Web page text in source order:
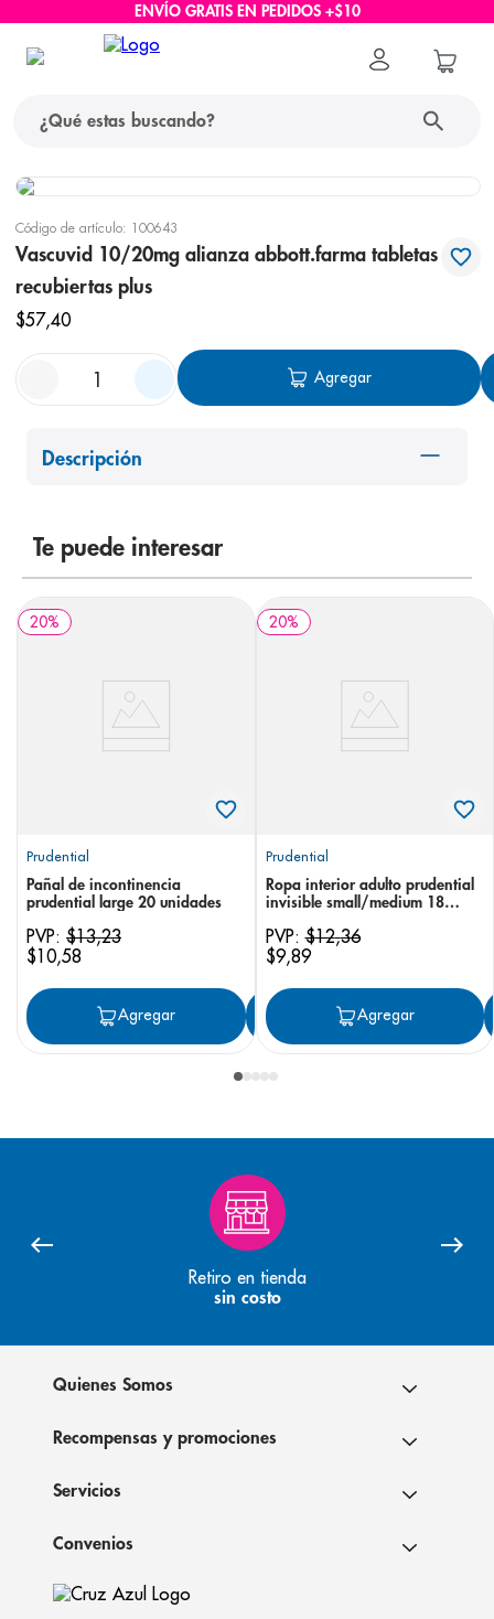
ENVÍO GRATIS EN PEDIDOS +$10
Código de artículo: 100643
Vascuvid 10/20mg alianza abbott.farma tabletas
recubiertas plus
$57,40
Agregar
Descripción
Te puede interesar
20%
Prudential
Pañal de incontinencia
prudential large 20 unidades
PVP: $13,23
$10,58
Agregar Agregar
20%
Prudential
Ropa interior adulto prudential
invisible small/medium 18
PVP:$12,36
$9,89
Agregar
Retiro en tienda
sin costo
Quienes Somos
Recompensas y promociones
Servicios
Convenios
términos más buscados
1. protector solar
2. pañales
3.
5. nivea
9 pediasure
10.prueba embarazo